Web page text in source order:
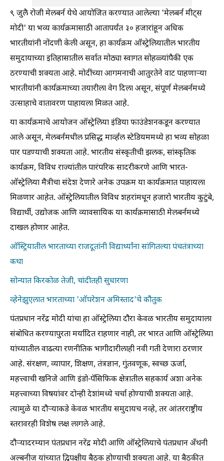
९ जुलै रोजी मेलबर्न येथे आयोजित करण्यात आलेल्या 'मेलबर्न मीट्स
मोदी' या भव्य कार्यक्रमासाठी आतापर्यंत ३० हजारांहून अधिक
भारतीयांनी नोंदणी केली असून, हा कार्यक्रम ऑस्ट्रेलियातील भारतीय
समुदायाच्या इतिहासातील सर्वात मोठ्या स्वागत सोहळ्यांपैकी एक
ठरण्याची शक्यता आहे. मोदींच्या आगमनाची आतुरतेने वाट पाहणाऱ्या
भारतीयांनी कार्यक्रमाच्या तयारीला वेग दिला असून, संपूर्ण मेलबर्नमध्ये
उत्साहाचे वातावरण पाहायला मिळत आहे.
या कार्यक्रमाचे आयोजन ऑस्ट्रेलिया इंडिया फाउंडेशनकडून करण्यात
आले असून, मेलबर्नमधील प्रसिद्ध मार्व्हल स्टेडियममध्ये हा भव्य सोहळा
पार पडण्याची शक्यता आहे. भारतीय संस्कृतीची झलक, सांस्कृतिक
कार्यक्रम, विविध राज्यांतील पारंपरिक सादरीकरणे आणि भारत-
ऑस्ट्रेलिया मैत्रीचा संदेश देणारे अनेक उपक्रम या कार्यक्रमात पाहायला
मिळणार आहेत. ऑस्ट्रेलियातील विविध शहरांमधून हजारो भारतीय कुटुंबे,
विद्यार्थी, उद्योजक आणि व्यावसायिक या कार्यक्रमासाठी मेलबर्नमध्ये
दाखल होणार आहेत.
ऑस्ट्रियातील भारताच्या राजदूतांनी विद्यार्थ्यांना सांगितल्या पंचतंत्राच्या
कथा
सोन्यात किरकोळ तेजी, चांदीतही सुधारणा
व्हेनेझुएलात भारताच्या 'ऑपरेशन अमिस्ताद'चे कौतुक
पंतप्रधान नरेंद्र मोदी यांचा हा ऑस्ट्रेलिया दौरा केवळ भारतीय समुदायाला
संबोधित करण्यापुरता मर्यादित राहणार नाही, तर भारत आणि ऑस्ट्रेलिया
यांच्यातील वाढत्या रणनीतिक भागीदारीलाही नवी गती देणारा ठरणार
आहे. संरक्षण, व्यापार, शिक्षण, तंत्रज्ञान, गुंतवणूक, स्वच्छ ऊर्जा,
महत्त्वाची खनिजे आणि इंडो-पॅसिफिक क्षेत्रातील सहकार्य अशा अनेक
महत्त्वाच्या विषयांवर दोन्ही देशांमध्ये चर्चा होण्याची शक्यता आहे.
त्यामुळे या दौऱ्याकडे केवळ भारतीय समुदायच नव्हे, तर आंतरराष्ट्रीय
स्तरावरही विशेष लक्ष लागले आहे.
दौऱ्यादरम्यान पंतप्रधान नरेंद्र मोदी आणि ऑस्ट्रेलियाचे पंतप्रधान अँथनी
अल्बनीज यांच्यात द्विपक्षीय बैठक होण्याची शक्यता आहे. या बैठकीत